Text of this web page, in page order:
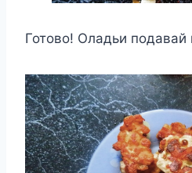
Готово! Оладьи подавай